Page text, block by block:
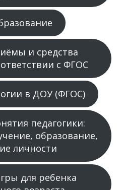
и средства
с ФГОС
в ДОУ (ФГОС)
педагогики:
образование,
личности
для ребенка